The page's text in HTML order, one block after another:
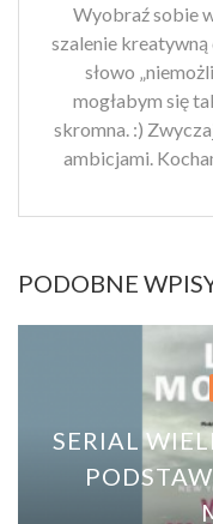
Wyobraź sobie
szalenie
słowo
mogłabym się
skromna. :)
ambicjami.
PODOBNE
SERIAL